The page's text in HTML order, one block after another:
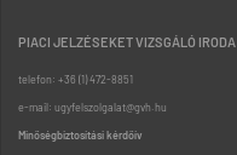
PIACI JELZÉSEKET VIZSGÁLÓ IRODA
telefon: +36 (1) 472-8851
e-mail: ugyfelszolgalat@gvh.hu
Minőségbiztosítási kérdőív